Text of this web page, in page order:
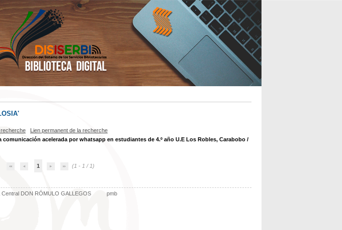
Lien permanent de la recherche
acelerada por whatsapp en estudiantes de 4.º año U.E Los Robles, Carabobo /
1 (1 - 1 / 1)
Central DON RÓMULO GALLEGOS pmb